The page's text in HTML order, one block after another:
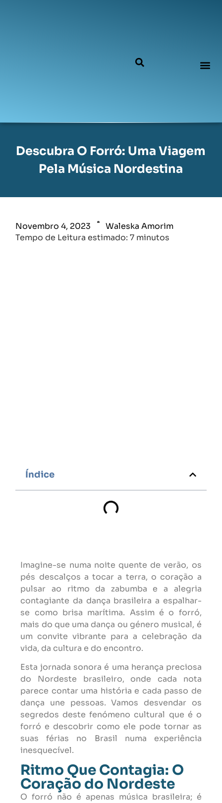
Descubra O Forró: Uma Viagem
Pela Música Nordestina
Novembro 4, 2023
Waleska Amorim
Tempo de Leitura estimado: 7 minutos
Índice
Imagine-se numa noite quente de verão, os
pés descalços a tocar a terra, o coração a
pulsar ao ritmo da zabumba e a alegria
contagiante da dança brasileira a espalhar-
se como brisa marítima. Assim é o forró,
mais do que uma dança ou género musical, é
um convite vibrante para a celebração da
vida, da cultura e do encontro.
Esta jornada sonora é uma herança preciosa
do Nordeste brasileiro, onde cada nota
parece contar uma história e cada passo de
dança une pessoas. Vamos desvendar os
segredos deste fenómeno cultural que é o
forró e descobrir como ele pode tornar as
suas férias no Brasil numa experiência
inesquecível.
Ritmo Que Contagia: O
Coração do Nordeste
O forró não é apenas música brasileira; é